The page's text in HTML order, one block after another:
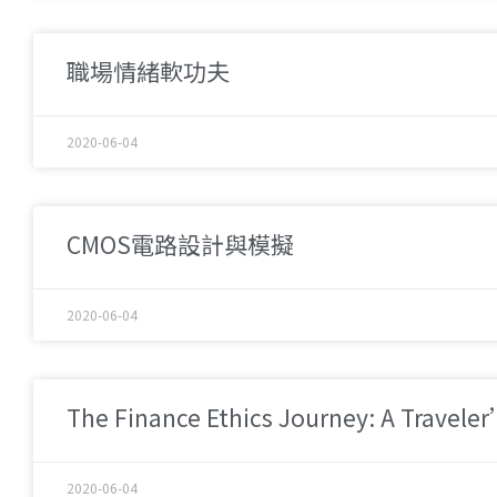
職場情緒軟功夫
2020-06-04
CMOS電路設計與模擬
2020-06-04
The Finance Ethics Journey: A
2020-06-04